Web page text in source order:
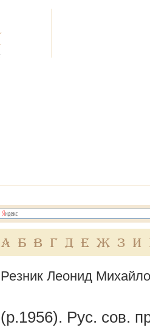
А Б В Г Д Е Ж З И
Резник Леонид
(р.1956). Рус. сов.